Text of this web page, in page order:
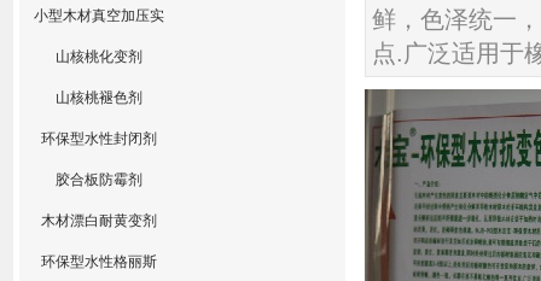
小型木材真空加压实
山核桃化变剂
山核桃褪色剂
环保型水性封闭剂
胶合板防霉剂
木材漂白耐黄变剂
环保型水性格丽斯
鲜，色泽统一
点.广泛适用于